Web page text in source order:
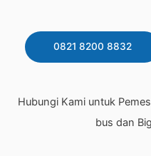
0821 8200 8832
Hubungi Kami untuk
bus dan